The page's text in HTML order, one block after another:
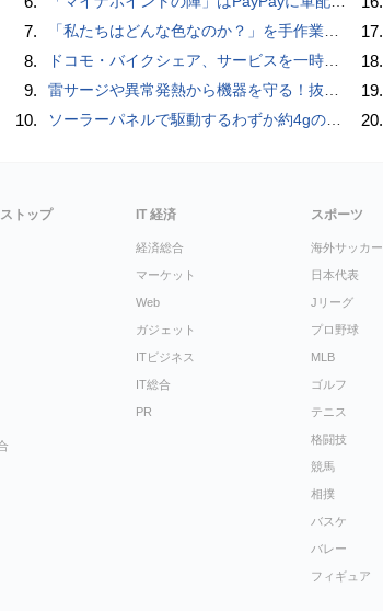
7. 「私たちはどんな色なのか？」を手作業でデータ分析して人間の肌の色を表現する新しい色空間を構築した「Inclusive Color Space」
8. ドコモ・バイクシェア、サービスを一時停止 不具合の復旧が見通せないため
9. 雷サージや異常発熱から機器を守る！抜け止め仕様の3P-2P変換アダプタ
10. ソーラーパネルで駆動するわずか約4gの超軽量ドローン「CoulombFly」
17.
18.
19.
20.
トップ IT 経済
経済総合
マーケット
Web
ガジェット
ITビジネス
IT総合
PR
スポーツ
海外サッカー
日本代表
Jリーグ
プロ野球
MLB
ゴルフ
テニス
格闘技
競馬
相撲
バスケ
バレー
フィギュア